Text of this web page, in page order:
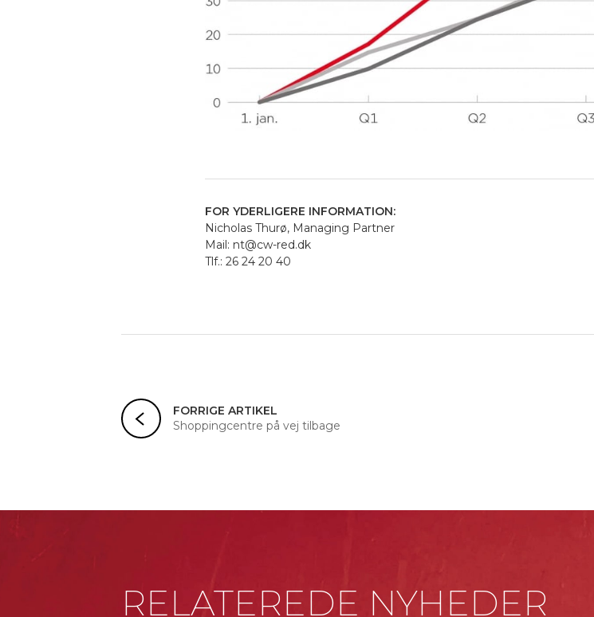
FOR YDERLIGERE INFORMATION:
Nicholas Thurø, Managing Partner
Mail: nt@cw-red.dk
Tlf.: 26 24 20 40
FORRIGE ARTIKEL
Shoppingcentre på vej tilbage
RELATEREDE NYHEDER